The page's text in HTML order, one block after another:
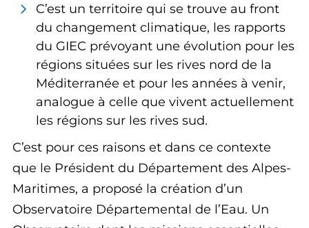
C’est un territoire qui se trouve au front
du changement climatique, les rapports
du GIEC prévoyant une évolution pour les
régions situées sur les rives nord de la
Méditerranée et pour les années à venir,
analogue à celle que vivent actuellement
les régions sur les rives sud.
C’est pour ces raisons et dans ce contexte
que le Président du Département des Alpes-
Maritimes, a proposé la création d’un
Observatoire Départemental de l’Eau. Un